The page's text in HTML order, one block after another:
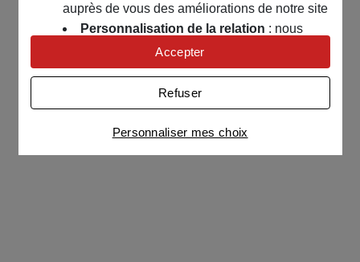
Nos événements
🎡 La Roulette de l’été 2
Les petites annonces
Continuez d'explorer la communauté !
Missions Concours Évènements
auprès de vous des améliorations de notre site
Personnalisation de la relation : nous
nous servons de cookies pour adapter nos
contenus et personnaliser nos offres
Univers publicitaire: nous utilisons avec
nos partenaires des cookies pour afficher des
publicités personnalisées
Connaître notre politique cookies et la liste de nos
partenaires
Personnaliser mes choix
Refuser
Accepter